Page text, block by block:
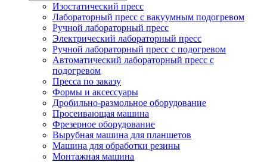
Изостатический пресс
Лабораторный пресс с вакуумным подогревом
Ручной лабораторный пресс
Электрический лабораторный пресс
Ручной лабораторный пресс с подогревом
Автоматический лабораторный пресс с
подогревом
Пресса по заказу
Формы и аксессуары
Дробильно-размольное оборудование
Просеивающая машина
Фрезерное оборудование
Вырубная машина для планшетов
Машина для обработки резины
Монтажная машина